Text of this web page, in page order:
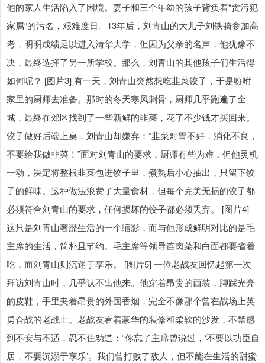
他的家人生活陷入了困境。妻子和三个年幼的孩子背负着“贪污犯
家属”的污名，艰难度日。13年后，刘青山的大儿子刘铁骑参加高
考，明明成绩足以进入清华大学，但因为父亲的名声，他犹豫不
决，最终选择了另一所学校。那么，刘青山的其他孩子们生活得
如何呢？ [图片3] 有一天，刘青山突然想吃韭菜饺子，于是吩咐
家里的厨师去准备。那时的冬天寒风刺骨，厨师几乎跑遍了全
城，最终在郊区找到了一些新鲜的韭菜，花了不少钱才买回来。
饺子做好后端上桌，刘青山却嫌弃：“韭菜对胃不好，消化不良，
不要给我做韭菜！”面对刘青山的要求，厨师有些为难，但他灵机
一动，决定将整根韭菜包进饺子里，煮熟后小心抽出，只留下饺
子的鲜味。这种做法浪费了大量食材，但每个完美无损的饺子都
必须符合刘青山的要求，任何损坏的饺子都必须丢弃。 [图片4]
这只是刘青山奢靡生活的一个缩影，而与他形成鲜明对比的是毛
主席的生活，简朴且节约。毛主席等领导连肉菜和白面都要省着
吃，而刘青山则沉迷于享乐。 [图片5] 一位老战友回忆起第一次
拜访刘青山时，几乎认不出他来。他穿着昂贵的西装，脚踩光亮
的皮鞋，手里夹着昂贵的外国香烟，完全不像那个曾在战场上英
勇奋战的老战士。老战友看着豪华的装修和柔软的沙发，不禁感
到不安与不适，忍不住劝道：“你忘了主席曾说过，‘不要以功臣自
居，不要沉溺于享乐’。我们曾打败了敌人，但不能在生活的甜蜜